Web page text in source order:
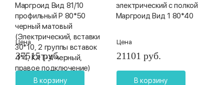
Маргроид Вид 81/10
профильный Р 80*50
черный матовый
(Электрический, вставки
30*10, 2 группы вставок
4*4, КХТ-4 черный,
правое подключение)
Цена
37515 руб.
В корзину
электрический с полкой
Маргроид Вид 1 80*40
Цена
21101 руб.
В корзину